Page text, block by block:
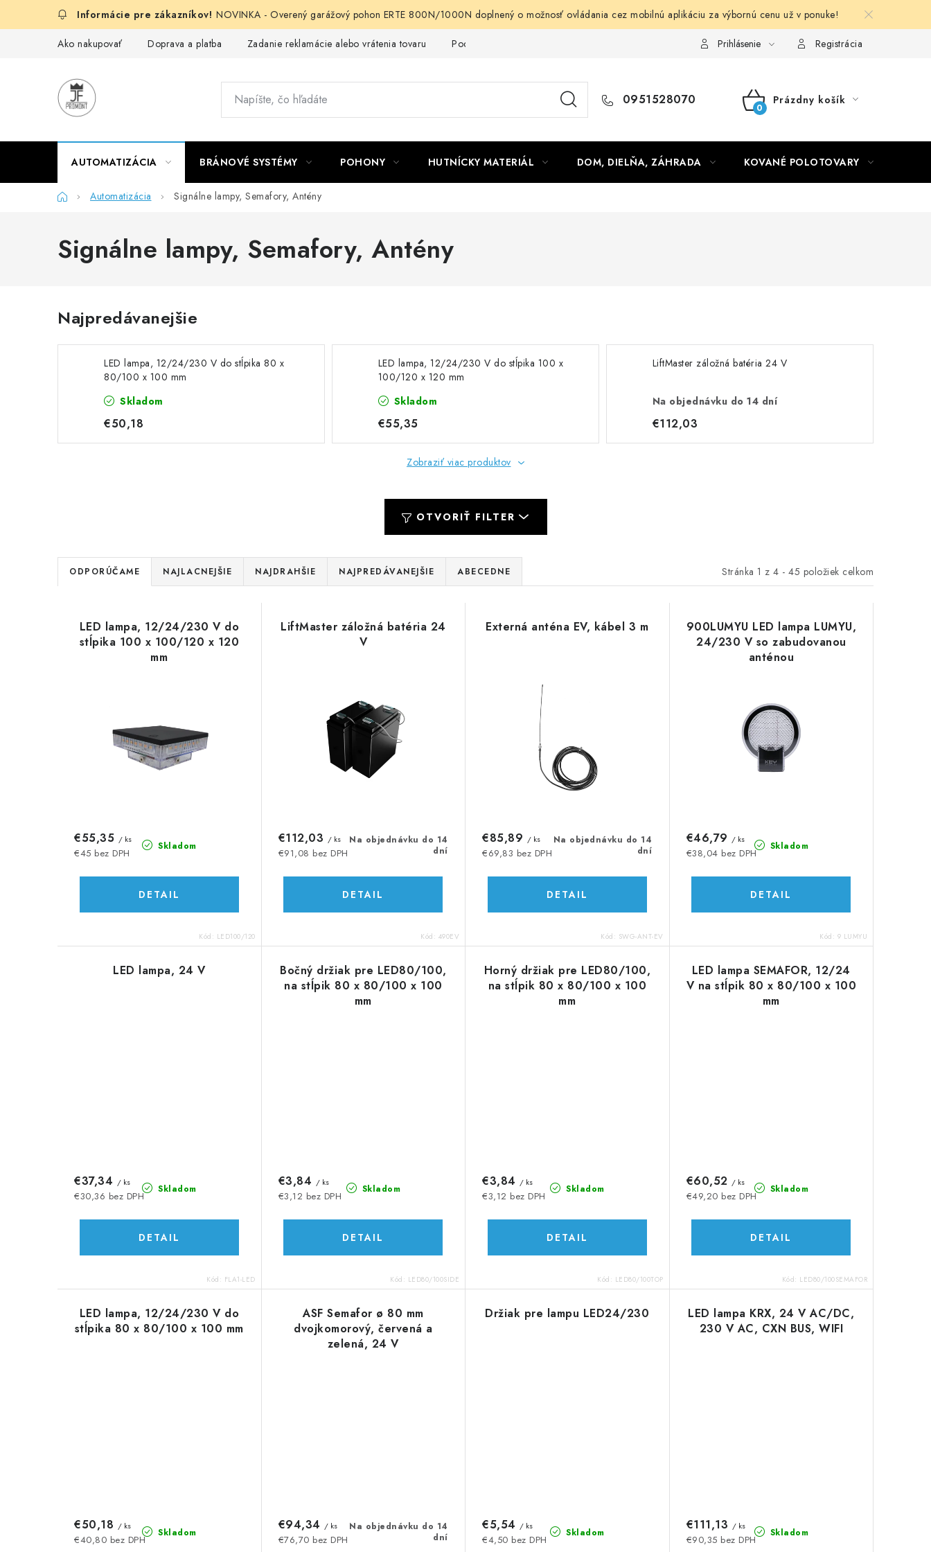
NOVINKA - Overený garážový pohon ERTE 800N/1000N doplnený o možnosť ovládania cez mobilnú aplikáciu za výbornú cenu už v ponuke!
Ako nakupovať Doprava a platba Zadanie reklamácie alebo vrátenia tovaru Podmienky ochrany osobných údajov Obchodné podmienkyPrihlásenie Registrácia
0951528070
NÁKUPNÝ
Prázdny košík
AUTOMATIZÁCIA BRÁNOVÉ SYSTÉMY POHONY HUTNÍCKY MATERIÁL DOM, DIELŇA, ZÁHRADA KOVANÉ POLOTOVARY
DomovAutomatizácia Signálne lampy, Semafory, Antény
Signálne lampy, Semafory, Antény
Najpredávanejšie
LED lampa, 12/24/230 V do stĺpika 80 x
80/100 x 100 mm
Skladom
€50,18
LED lampa, 12/24/230 V do stĺpika 100 x
100/120 x 120 mm
Skladom
€55,35
LiftMaster záložná batéria 24 V
Na objednávku do 14 dní
€112,03
Zobraziť viac produktov
OTVORIŤ FILTER
Stránka 1 z 4 - 45 položiek celkom
R
a
o
ODPORÚČAME NAJLACNEJŠIE NAJDRAHŠIE NAJPREDÁVANEJŠIE ABECEDNE
v
LED lampa, 12/24/230 V do
stĺpika 100 x 100/120 x 120
mm
Skladom
€45 bez DPH
€55,35 / ks
DETAIL
Kód: LED100/120
LiftMaster záložná batéria 24
V
Na objednávku do 14
dní
€91,08 bez DPH
€112,03 / ks
DETAIL
Kód: 490EV
Externá anténa EV, kábel 3 m
Na objednávku do 14
dní
€69,83 bez DPH
€85,89 / ks
DETAIL
Kód: SWG-ANT-EV
900LUMYU LED lampa LUMYU,
24/230 V so zabudovanou
anténou
Skladom
€38,04 bez DPH
€46,79 / ks
DETAIL
Kód: 9 LUMYU
LED lampa, 24 V
Skladom
€30,36 bez DPH
€37,34 / ks
DETAIL
Kód: FLA1-LED
Bočný držiak pre LED80/100,
na stĺpik 80 x 80/100 x 100
mm
Skladom
€3,12 bez DPH
€3,84 / ks
DETAIL
Kód: LED80/100SIDE
Horný držiak pre LED80/100,
na stĺpik 80 x 80/100 x 100
mm
Skladom
€3,12 bez DPH
€3,84 / ks
DETAIL
Kód: LED80/100TOP
LED lampa SEMAFOR, 12/24
V na stĺpik 80 x 80/100 x 100
mm
Skladom
€49,20 bez DPH
€60,52 / ks
DETAIL
Kód: LED80/100SEMAFOR
LED lampa, 12/24/230 V do
stĺpika 80 x 80/100 x 100 mm
Skladom
€40,80 bez DPH
€50,18 / ks
ASF Semafor ø 80 mm
dvojkomorový, červená a
zelená, 24 V
Na objednávku do 14
dní
€76,70 bez DPH
€94,34 / ks
Držiak pre lampu LED24/230
Skladom
€4,50 bez DPH
€5,54 / ks
LED lampa KRX, 24 V AC/DC,
230 V AC, CXN BUS, WIFI
Skladom
€90,35 bez DPH
€111,13 / ks